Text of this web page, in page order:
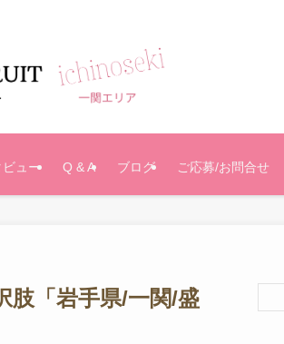
ビュー Q & A ブログ ご応募/お問合せ
肢「岩手県/一関/盛